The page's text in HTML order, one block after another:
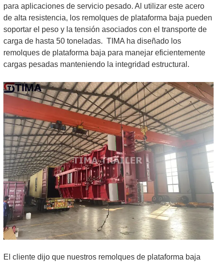
para aplicaciones de servicio pesado. Al utilizar este acero
de alta resistencia, los remolques de plataforma baja pueden
soportar el peso y la tensión asociados con el transporte de
carga de hasta 50 toneladas. TIMA ha diseñado los
remolques de plataforma baja para manejar eficientemente
cargas pesadas manteniendo la integridad estructural.
El cliente dijo que nuestros remolques de plataforma baja